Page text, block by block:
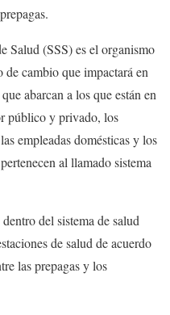
Salud (SSS) es el organismo
de cambio que impactará en
abarcan a los que están en
público y privado, los
empleadas domésticas y los
al llamado sistema
del sistema de salud
de salud de acuerdo
las prepagas y los